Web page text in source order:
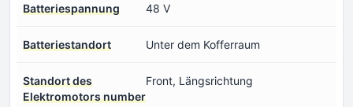
Batteriespannung 48 V
Batteriestandort Unter dem Kofferraum
Standort des
Elektromotors number
Front, Längsrichtung